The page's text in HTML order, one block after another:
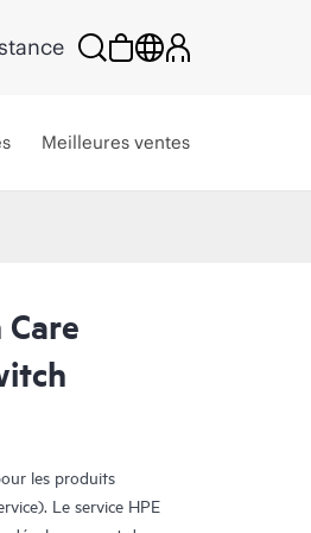
Meilleures ventes
les produits
Le service HPE